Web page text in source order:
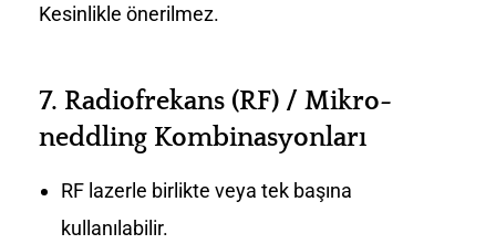
Kesinlikle önerilmez.
7. Radiofrekans (RF) / Mikro-
neddling Kombinasyonları
RF lazerle birlikte veya tek başına
kullanılabilir.